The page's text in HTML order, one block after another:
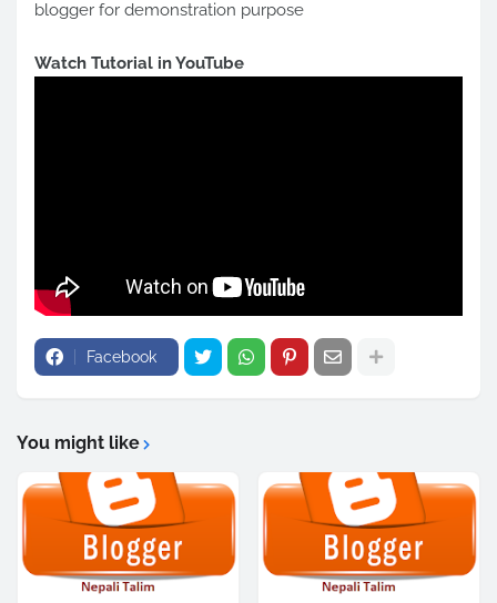
blogger for demonstration purpose
Watch Tutorial in YouTube
Facebook
You might like